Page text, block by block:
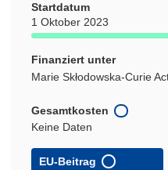
Startdatum
1 Oktober 2023
Finanziert unter
Marie Skłodowska-Curie
Gesamtkosten
Keine Daten
EU-Beitrag